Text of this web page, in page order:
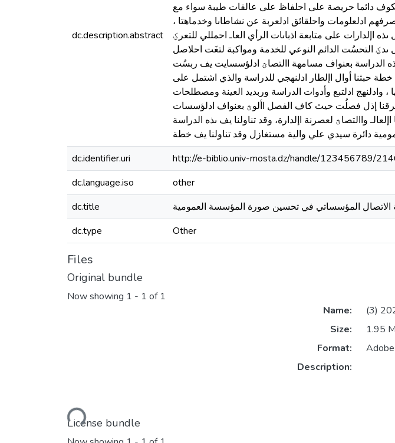
dc.description.abstract
تكوف دائما حريصة على احلفاظ على عالقات طيبة سواء مع
ادلعلومات واحلقائق ادلعربة عن نشاطاىا وخدماهتا ،
اإلدارات على متابعة اذباىات الرأي العاـ احمللي للتعرؼ
التحسُت الدائم النوعي للخدمة ومواكبة لتغَت احلاصل
ىذه الدراسة بعنواف مسامهة االتصاؿ ادلؤسسايت يف ربسُت
حبثنا أوال اإلطار ادلنهجي للدراسة والذي اشتمل على
، وادلنهج ادلتبع وأدوات الدراسة وربديد العينة ومصطلحات
إذل فصلُت حيث كاف الفصل األوؿ بعنواف ادلؤسسات
واالتصاؿ لعصرنة اإلدارة، وقد تناولنا يف ىذه الدراسة
دائرة سيدي علي والية مستغازل وقد تناولنا يف خطة
dc.identifier.uri
http://e-biblio.univ-mosta.dz/handle/123456789/
dc.language.iso
other
dc.title
المؤسساتي في تحسين صورة المؤسسة العمومية
dc.type
Other
Files
Original bundle
Now showing 1 - 1 of 1
Loading...
Name:
Size:
1.95
Format:
Description:
License bundle